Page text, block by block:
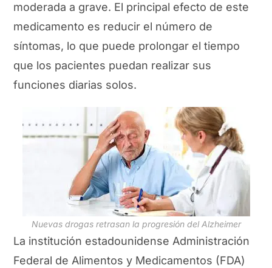
moderada a grave. El principal efecto de este
medicamento es reducir el número de
síntomas, lo que puede prolongar el tiempo
que los pacientes puedan realizar sus
funciones diarias solos.
Nuevas drogas retrasan la progresión del Alzheimer
La institución estadounidense Administración
Federal de Alimentos y Medicamentos (FDA)